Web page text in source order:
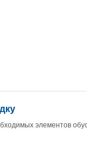
элементов